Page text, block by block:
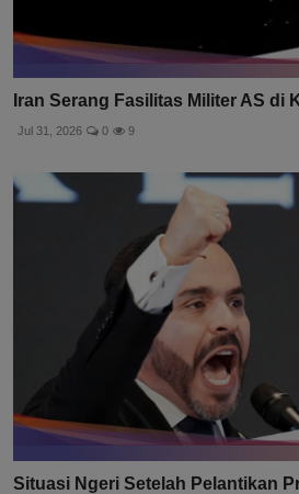
Iran Serang Fasilitas Militer AS di
Jul 31, 2026 0 9
Situasi Ngeri Setelah Pelantikan